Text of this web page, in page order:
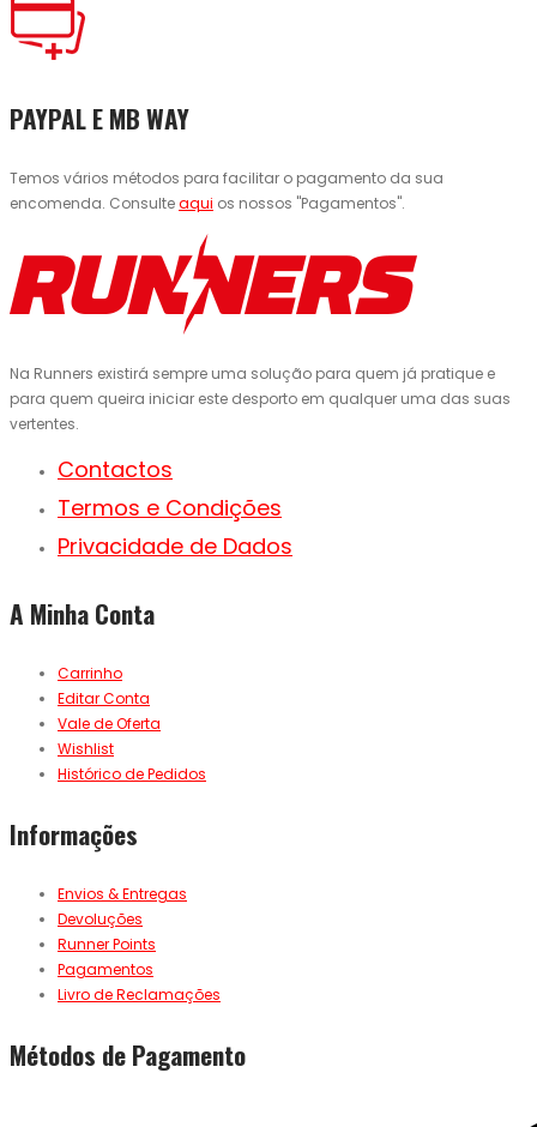
PAYPAL E MB WAY
Temos vários métodos para facilitar o pagamento da sua
encomenda. Consulteaqui os nossos "Pagamentos".
Na Runners existirá sempre uma solução para quem já pratique e
para quem queira iniciar este desporto em qualquer uma das suas
vertentes.
Contactos
Termos e Condições
Privacidade de Dados
A Minha Conta
Carrinho
Editar Conta
Vale de Oferta
Wishlist
Histórico de Pedidos
Informações
Envios & Entregas
Devoluções
Runner Points
Pagamentos
Livro de Reclamações
Métodos de Pagamento